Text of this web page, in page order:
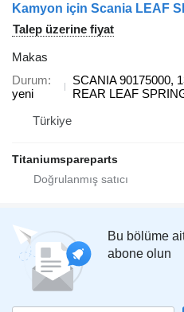
Talep üzerine fiyat
Makas
Durum
yeni
SCANIA 90175000,
REAR LEAF
Türkiye
Titaniumspareparts
Bu bölüme
abone olun